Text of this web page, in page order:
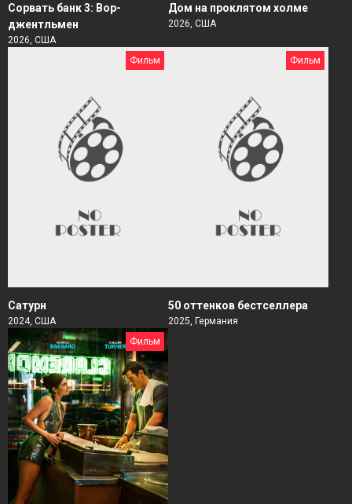
Сорвать банк 3: Вор-
джентльмен
2026, США
Дом на проклятом холме
2026, США
Фильм
Сатурн
2024, США
Фильм
50 оттенков бестселлера
2025, Германия
Фильм